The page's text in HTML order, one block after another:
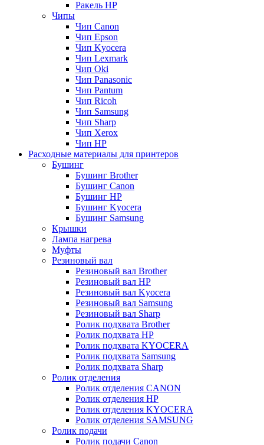
Ракель НР
Чипы
Чип Canon
Чип Epson
Чип Kyocera
Чип Lexmark
Чип Oki
Чип Panasonic
Чип Pantum
Чип Ricoh
Чип Samsung
Чип Sharp
Чип Xerox
Чип НР
Расходные материалы для принтеров
Бушинг
Бушинг Brother
Бушинг Canon
Бушинг HP
Бушинг Kyocera
Бушинг Samsung
Крышки
Лампа нагрева
Муфты
Резиновый вал
Резиновый вал Brother
Резиновый вал HP
Резиновый вал Kyocera
Резиновый вал Samsung
Резиновый вал Sharp
Ролик подхвата Brother
Ролик подхвата HP
Ролик подхвата KYOCERA
Ролик подхвата Samsung
Ролик подхвата Sharp
Ролик отделения
Ролик отделения CANON
Ролик отделения HP
Ролик отделения KYOCERA
Ролик отделения SAMSUNG
Ролик подачи
Ролик подачи Canon